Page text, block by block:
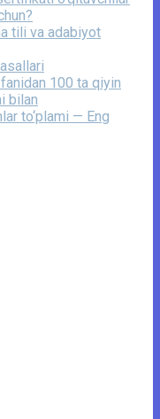
tili va adabiyot
100 ta qiyin
bilan
to‘plami — Eng